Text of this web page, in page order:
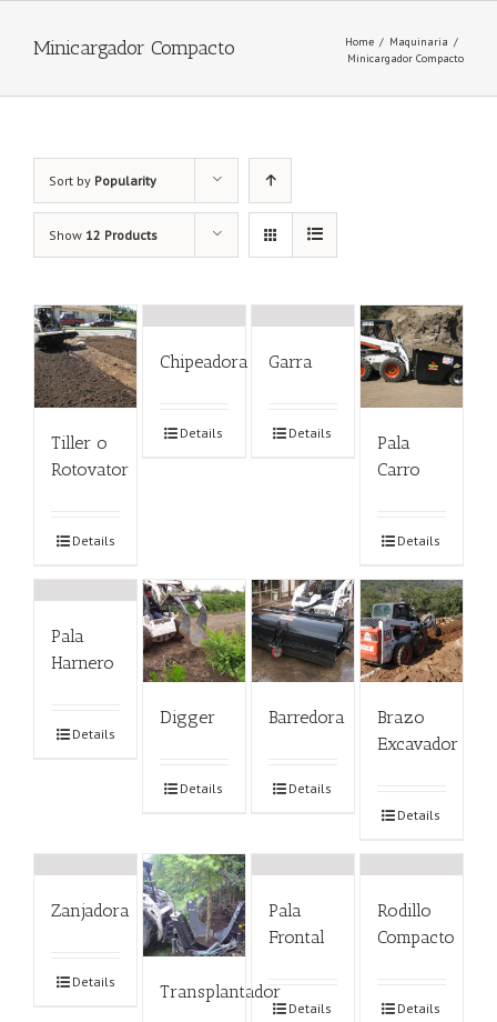
Minicargador Compacto Home / Maquinaria /
Minicargador Compacto
Sort by Popularity
Show 12 Products
Tiller o
Rotovator
Details
Chipeadora
Details
Garra
Details
Pala
Carro
Details
Pala
Harnero
Details
Digger
Details
Barredora
Details
Brazo
Excavador
Details
Zanjadora
Details Transplantador
Pala
Frontal
Details
Rodillo
Compacto
Details